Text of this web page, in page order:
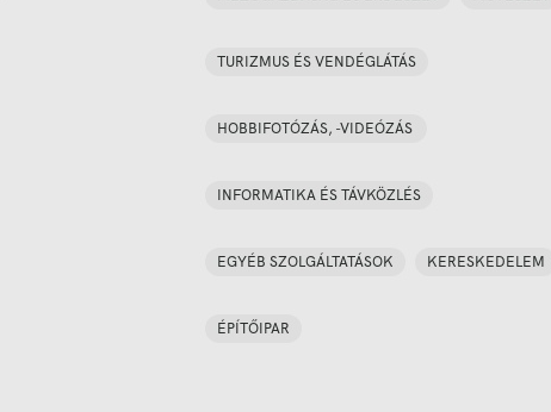
TURIZMUS ÉS VENDÉGLÁTÁS
HOBBIFOTÓZÁS, -VIDEÓZÁS
INFORMATIKA ÉS TÁVKÖZLÉS
EGYÉB SZOLGÁLTATÁSOK KERESKEDELEM
ÉPÍTŐIPAR